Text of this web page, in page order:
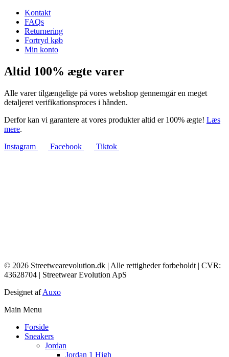
Kontakt
FAQs
Returnering
Fortryd køb
Min konto
Altid 100% ægte varer
Alle varer tilgængelige på vores webshop gennemgår en meget
detaljeret verifikationsproces i hånden.
Derfor kan vi garantere at vores produkter altid er 100% ægte! Læs
mere.
Instagram
Facebook Tiktok
© 2026 Streetwearevolution.dk | Alle rettigheder forbeholdt | CVR:
43628704 | Streetwear Evolution ApS
Designet afAuxo
Main Menu
Forside
Sneakers
Jordan
Jordan 1 High